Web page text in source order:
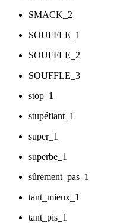
SMACK_2
SOUFFLE_1
SOUFFLE_2
SOUFFLE_3
stop_1
stupéfiant_1
super_1
superbe_1
sûrement_pas_1
tant_mieux_1
tant_pis_1